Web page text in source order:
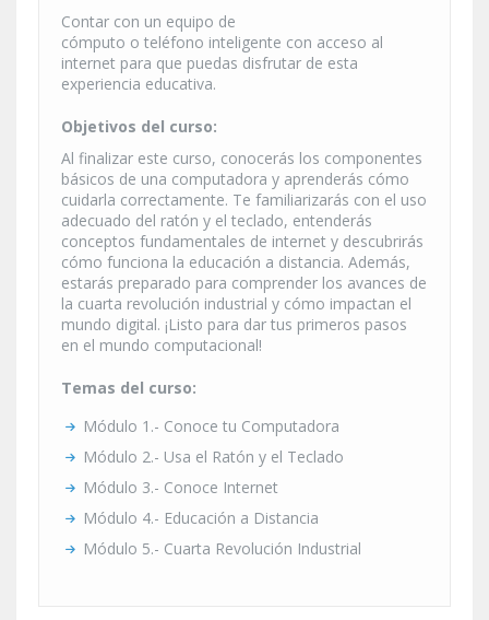
Contar con un equipo de
cómputo o teléfono inteligente con acceso al
internet para que puedas disfrutar de esta
experiencia educativa.
Objetivos del curso:
Al finalizar este curso, conocerás los componentes
básicos de una computadora y aprenderás cómo
cuidarla correctamente. Te familiarizarás con el uso
adecuado del ratón y el teclado, entenderás
conceptos fundamentales de internet y descubrirás
cómo funciona la educación a distancia. Además,
estarás preparado para comprender los avances de
la cuarta revolución industrial y cómo impactan el
mundo digital. ¡Listo para dar tus primeros pasos
en el mundo computacional!
Temas del curso:
Módulo 1.- Conoce tu Computadora
Módulo 2.- Usa el Ratón y el Teclado
Módulo 3.- Conoce Internet
Módulo 4.- Educación a Distancia
Módulo 5.- Cuarta Revolución Industrial